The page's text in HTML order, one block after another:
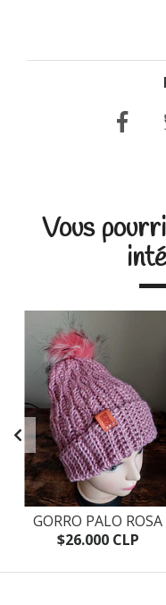
Vous
GORRO PALO ROSA
$26.000 CLP